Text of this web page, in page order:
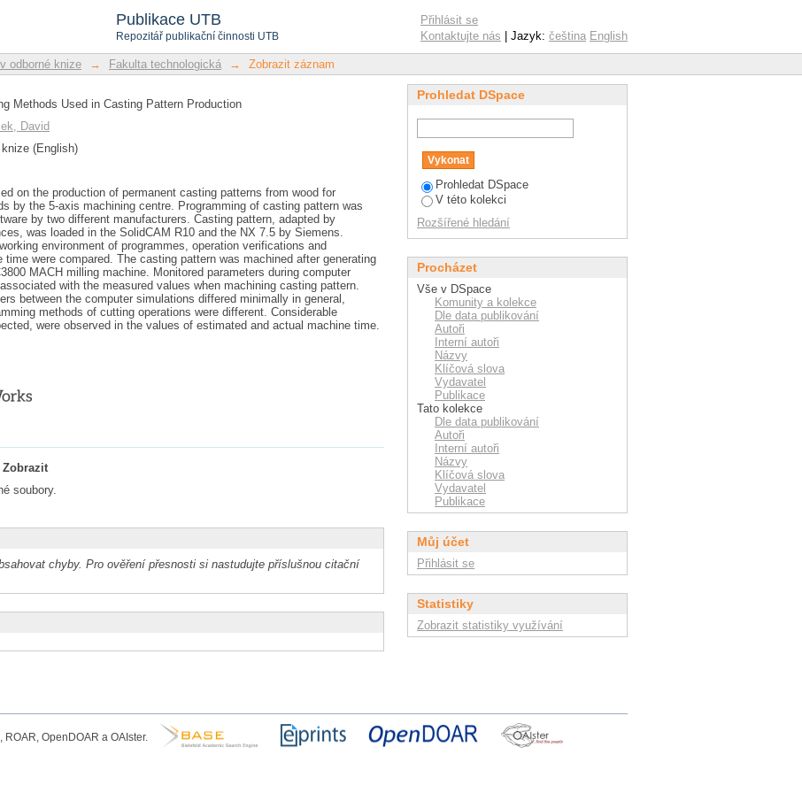
Publikace UTB
Repozitář publikační činnosti UTB
Used in Casting Pattern Production
Přihlásit se
Kontaktujte nás | Jazyk: čeština English
odborné knize → Fakulta technologická → Zobrazit záznam
Methods Used in Casting Pattern Production
David
(English)
on the production of permanent casting patterns from wood for
by the 5-axis machining centre. Programming of casting pattern was
by two different manufacturers. Casting pattern, adapted by
was loaded in the SolidCAM R10 and the NX 7.5 by Siemens.
environment of programmes, operation verifications and
time were compared. The casting pattern was machined after generating
MACH milling machine. Monitored parameters during computer
with the measured values when machining casting pattern.
between the computer simulations differed minimally in general,
methods of cutting operations were different. Considerable
were observed in the values of estimated and actual machine time.
Zobrazit
soubory.
chyby. Pro ověření přesnosti si nastudujte příslušnou citační
Prohledat DSpace
Prohledat DSpace
V této kolekci
Rozšířené hledání
Procházet
Vše v DSpace
Komunity a kolekce
Dle data publikování
Autoři
Interní autoři
Názvy
Klíčová slova
Vydavatel
Publikace
Tato kolekce
Dle data publikování
Autoři
Interní autoři
Názvy
Klíčová slova
Vydavatel
Publikace
Můj účet
Přihlásit se
Statistiky
Zobrazit statistiky využívání
OpenDOAR a OAIster.